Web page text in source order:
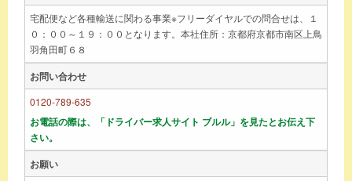
宅配便など各種輸送に関わる事業※フリーダイヤルでの問合せは、１
０：００～１９：００となります。本社住所：京都府京都市南区上鳥
羽角田町６８
お問い合わせ
0120-789-635
お電話の際は、「ドライバー求人サイト ブルル」を見たとお伝え下
さい。
お願い